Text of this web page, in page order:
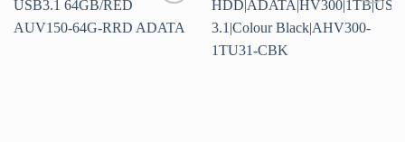
alla lista
Aggiungi
alla lista